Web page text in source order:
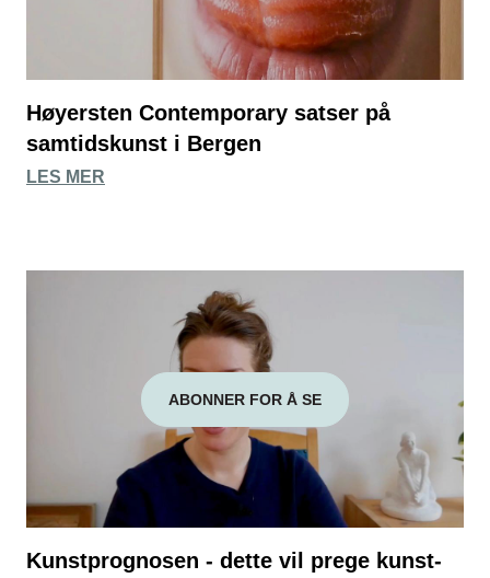
Høyersten Contemporary satser på
samtidskunst i Bergen
LES MER
ABONNER FOR Å SE
Kunstprognosen - dette vil prege kunst-